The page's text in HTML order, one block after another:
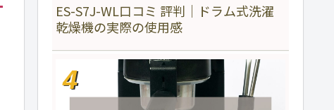
ES-S7J-WL口コミ 評判｜ドラム式洗濯
乾燥機の実際の使用感